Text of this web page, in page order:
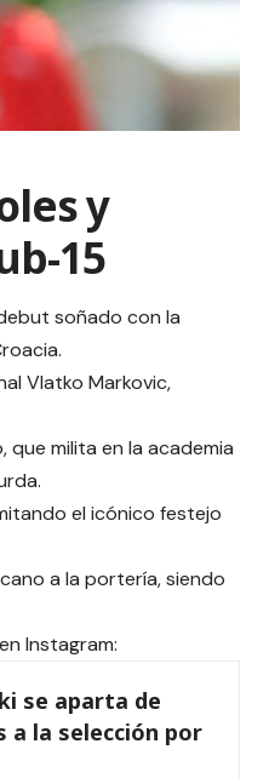
y
15
soñado con la
Vlatko Markovic,
milita en la academia
el icónico festejo
a la portería, siendo
Instagram:
se aparta de
a la selección por